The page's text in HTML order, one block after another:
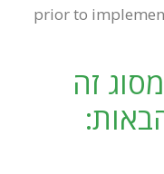
prior to
זה